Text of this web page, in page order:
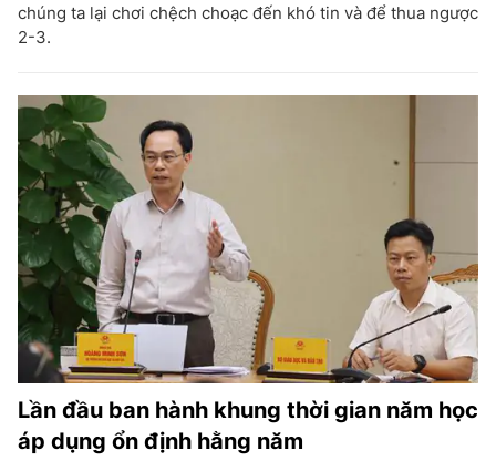
chúng ta lại chơi chệch choạc đến khó tin và để thua ngược
2-3.
Lần đầu ban hành khung thời gian năm học
áp dụng ổn định hằng năm